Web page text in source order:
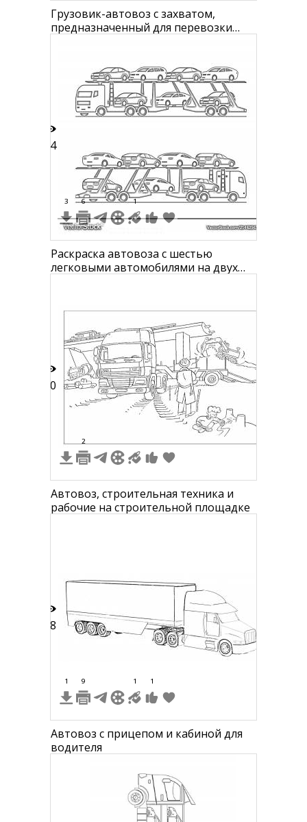
Грузовик-автовоз с захватом,
предназначенный для перевозки
24
3 6 1
Раскраска автовоза с шестью
легковыми автомобилями на двух
20
2
Автовоз, строительная техника и
рабочие на строительной площадке
18
1 9 1 1
Автовоз с прицепом и кабиной для
водителя